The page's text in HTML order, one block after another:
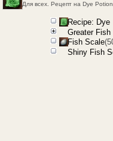
Для всех. Рецепт на Dye
Recipe: Dye
Greater Fish
Fish Scale
Shiny Fish